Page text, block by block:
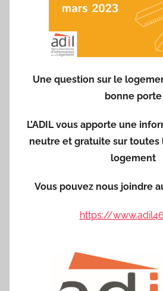
Une question sur le
bonne porte
L’ADIL vous apporte une
neutre et gratuite sur toutes
logement
Vous pouvez nous joindre
https://